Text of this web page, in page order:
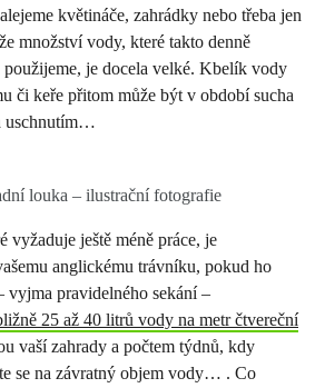
květináče, zahrádky nebo třeba jen
množství vody, které takto denně
je docela velké. Kbelík vody
či keře přitom může být v období sucha
uschnutím…
louka – ilustrační fotografie
vyžaduje ještě méně práce, je
anglickému trávníku, pokud ho
vyjma pravidelného sekání –
25 až 40 litrů vody na metr čtvereční
vaší zahrady a počtem týdnů, kdy
se na závratný objem vody… . Co